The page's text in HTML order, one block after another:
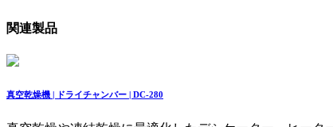
関連製品
真空乾燥機 | ドライチャンバー | DC-280